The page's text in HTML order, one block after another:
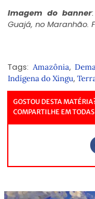
Imagem do banner
Guajá, no Maranhão.
Tags: Amazônia,
Indígena do Xingu,
GOSTOU DESTA
COMPARTILHE EM